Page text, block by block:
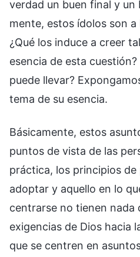
verdad un buen final y un
mente, estos ídolos son a
¿Qué los induce a creer
esencia de esta
puede llevar?
tema de su esencia.
Básicamente, estos
puntos de vista de las
práctica, los principios
adoptar y aquello en lo
centrarse no tienen nada
exigencias de Dios hacia
que se centren en